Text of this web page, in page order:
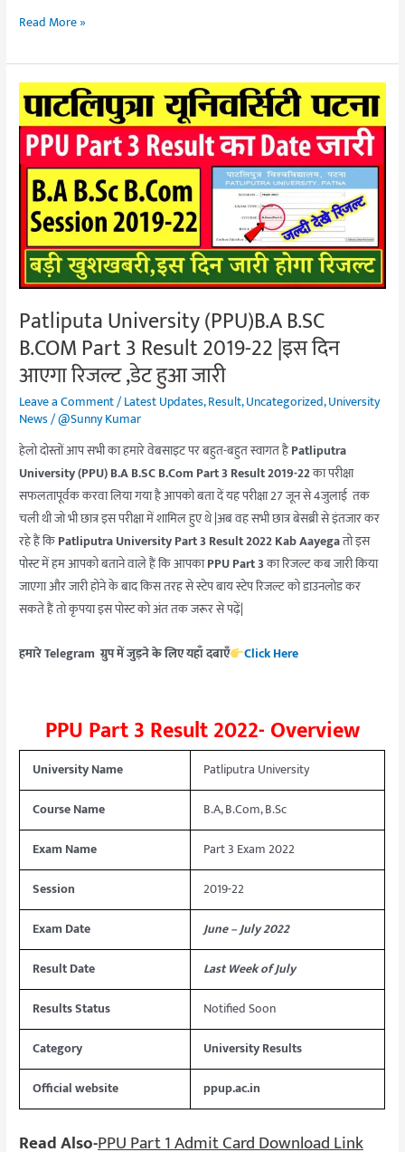
Read More »
Patliputa University (PPU)B.A B.SC
B.COM Part 3 Result 2019-22 |इस दिन
आएगा रिजल्ट ,डेट हुआ जारी
Leave a Comment/Latest Updates,Result,Uncategorized,University
News/@Sunny Kumar
हेलो दोस्तों आप सभी का हमारे वेबसाइट पर बहुत-बहुत स्वागत हैPatliputra
University (PPU) B.A B.SC B.Com Part 3 Result 2019-22का परीक्षा
सफलतापूर्वक करवा लिया गया है आपको बता दें यह परीक्षा 27 जून से 4जुलाई तक
चली थी जो भी छात्र इस परीक्षा में शामिल हुए थे |अब वह सभी छात्र बेसब्री से इंतजार कर
रहे हैं किPatliputra University Part 3 Result 2022 Kab Aayegaतो इस
पोस्ट में हम आपको बताने वाले हैं कि आपकाPPU Part 3का रिजल्ट कब जारी किया
जाएगा और जारी होने के बाद किस तरह से स्टेप बाय स्टेप रिजल्ट को डाउनलोड कर
सकते हैं तो कृपया इस पोस्ट को अंत तक जरूर से पढ़ें|
हमारे Telegram ग्रुप में जुड़ने के लिए यहाँ दबाएँ Click Here
PPU Part 3 Result 2022- Overview
University Name
Patliputra University
Course Name
B.A, B.Com, B.Sc
Exam Name
Part 3 Exam 2022
Session
2019-22
Exam Date
June – July 2022
Result Date
Last Week of July
Results Status
Notified Soon
Category
University Results
Official website
ppup.ac.in
Read Also-PPU Part 1 Admit Card Download Link
Patliputa
University
(PPU)B.A
B.SC
B.COM
Part
Result
2019-
|
इस
दिन
आएगा
रिजल्ट
हुआ
जारी